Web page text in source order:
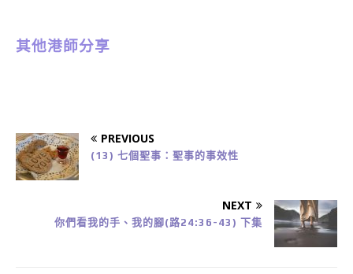
其他港師分享
PREVIOUS
(13) 七個聖事：聖事的事效性
NEXT
你們看我的手、我的腳(路24:36-43) 下集